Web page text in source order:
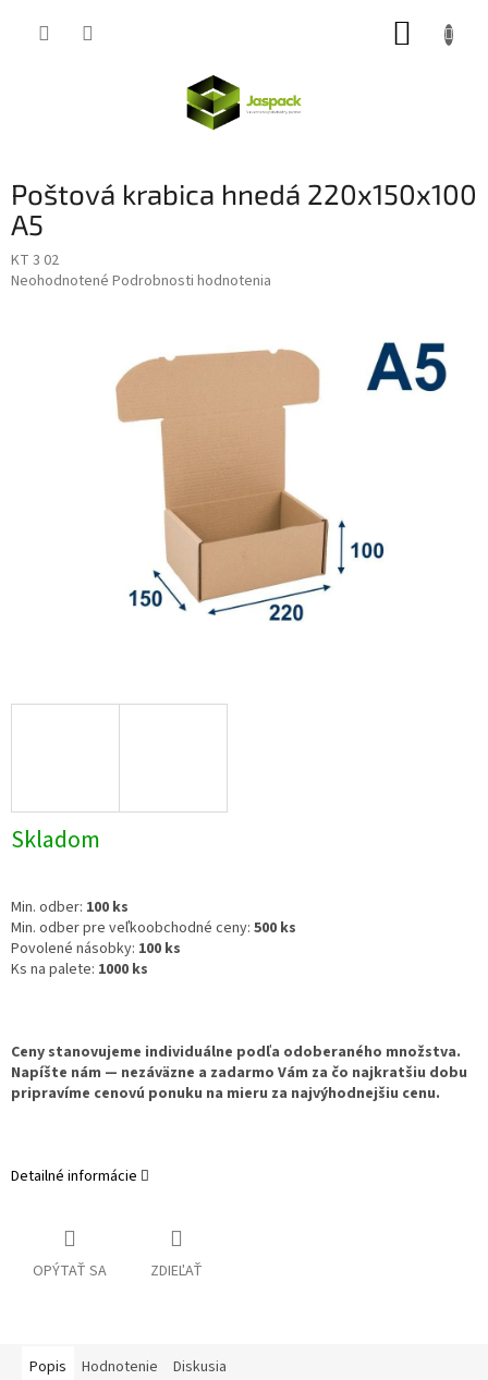
Poštová krabica hnedá 220x150x100
A5
KT 3 02
Priemerné
Neohodnotené Podrobnosti hodnotenia
Skladom
Min. odber: 100 ks
Min. odber pre veľkoobchodné ceny: 500 ks
Povolené násobky: 100 ks
Ks na palete: 1000 ks
Ceny stanovujeme individuálne podľa odoberaného množstva.
Napíšte nám — nezáväzne a zadarmo Vám za čo najkratšiu dobu
pripravíme cenovú ponuku na mieru za najvýhodnejšiu cenu.
Detailné informácie
OPÝTAŤ SA ZDIEĽAŤ
Popis Hodnotenie Diskusia